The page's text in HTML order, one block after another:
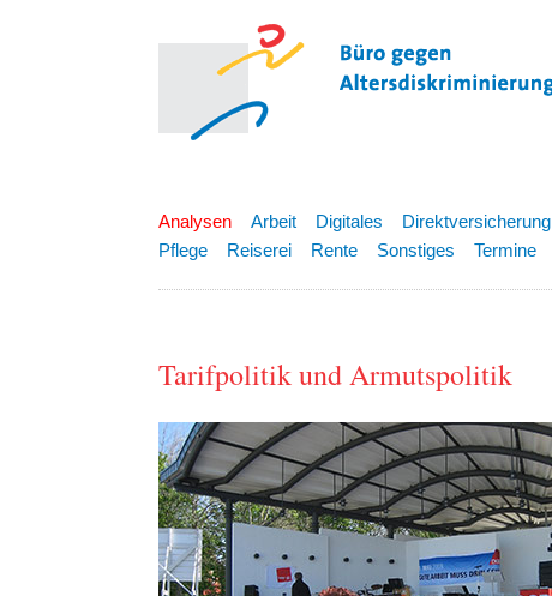
Analysen Arbeit Digitales Direktversicherung
Pflege
Reiserei Rente Sonstiges Termine
Tarifpolitik und Armutspolitik